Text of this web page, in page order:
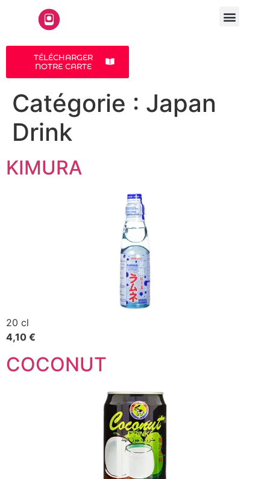
TÉLÉCHARGER
NOTRE CARTE
Catégorie : Japan
Drink
KIMURA
20 cl
4,10 €
COCONUT